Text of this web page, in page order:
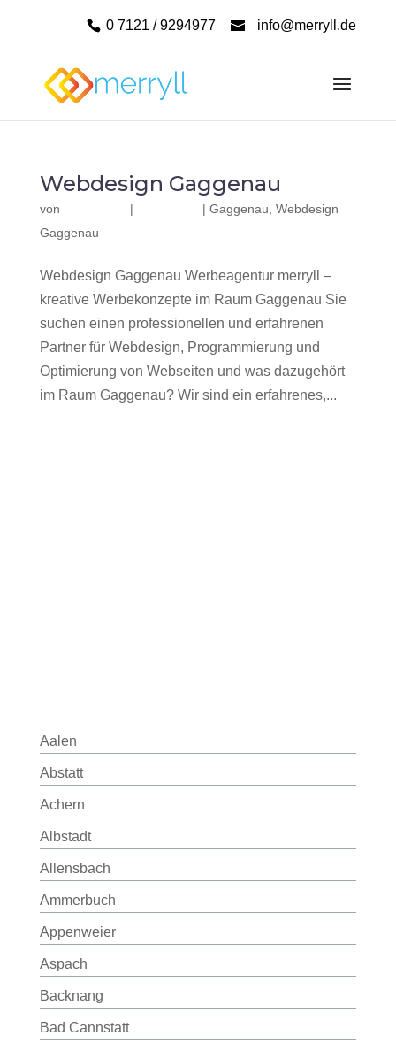
0 7121 / 9294977 info@merryll.de
Webdesign Gaggenau
von | | Gaggenau Webdesign
Gaggenau
Webdesign Gaggenau Werbeagentur merryll –
kreative Werbekonzepte im Raum Gaggenau Sie
suchen einen professionellen und erfahrenen
Partner für Webdesign, Programmierung und
Optimierung von Webseiten und was dazugehört
im Raum Gaggenau? Wir sind ein erfahrenes,...
Aalen
Abstatt
Achern
Albstadt
Allensbach
Ammerbuch
Appenweier
Aspach
Backnang
Bad Cannstatt